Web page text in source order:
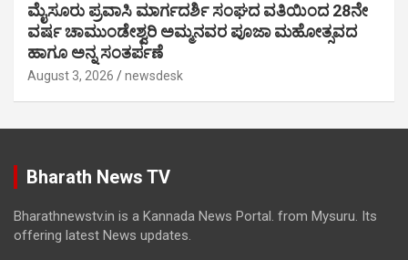
ಮೈಸೂರು ಪ್ರವಾಸಿ ಮಾರ್ಗದರ್ಶಿ ಸಂಘದ ವತಿಯಿಂದ 28ನೇ
ವರ್ಷ ಚಾಮುಂಡೇಶ್ವರಿ ಅಮ್ಮನವರ ಪೂಜಾ ಮಹೋತ್ಸವದ
ಹಾಗೂ ಅನ್ನ ಸಂತರ್ಪಣೆ
August 3, 2026 newsdesk
Bharath News TV
Bharathnewstv.in is a Kannada News Portal. from Mysuru. Its
offering latest News updates.